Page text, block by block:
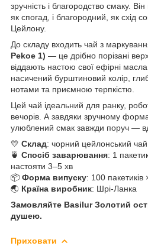
зручність і благородство смаку.
як спогад, і благородний, як схід
Цейлону.
До складу входить чай з
Pekoe 1) — це дрібно порізані
віддають настою свої ефірні
насичений бурштиновий колір,
нотами та приємною терпкістю.
Цей чай ідеальний для ранку,
вечорів. А завдяки зручному
улюблений смак завжди поруч —
💛 Склад: чорний цейлонський
🍵 Спосіб заварювання: 1
настояти 3–5 хв
📦 Форма випуску: 100 пакетиків
🌏 Країна виробник: Шрі-Ланка
Замовляйте Basilur Золотий
душею.
Приховати